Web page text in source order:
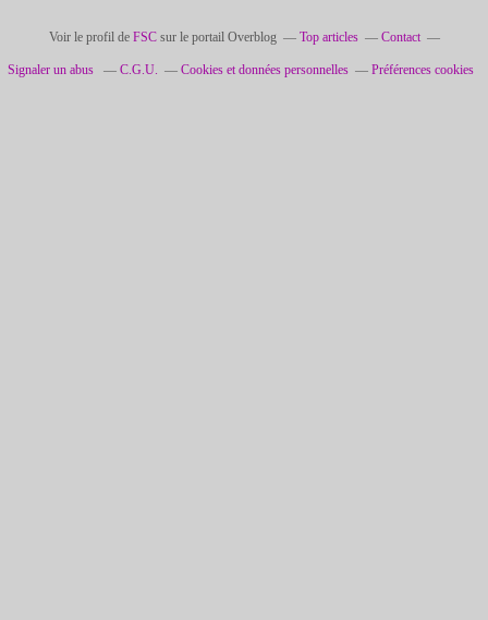
Voir le profil de FSCsur le portail Overblog Top articles Contact
Signaler un abus C.G.U. Cookies et données personnelles Préférences cookies